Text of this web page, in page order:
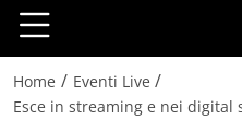
Home / Eventi Live /
Esce in streaming e nei digital